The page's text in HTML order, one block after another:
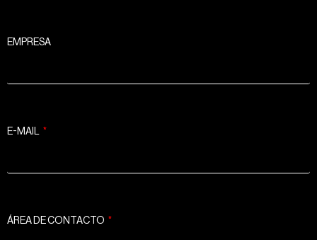
EMPRESA
E-MAIL
ÁREA DE CONTACTO